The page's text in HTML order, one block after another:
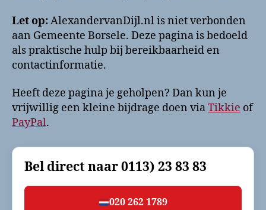
Let op:AlexandervanDijl.nl is niet verbonden
aan Gemeente Borsele. Deze pagina is bedoeld
als praktische hulp bij bereikbaarheid en
contactinformatie.
Heeft deze pagina je geholpen? Dan kun je
vrijwillig een kleine bijdrage doen viaTikkie of
PayPal.
Bel direct naar0113) 23 83 83
020 262 1789